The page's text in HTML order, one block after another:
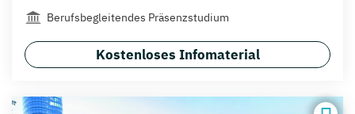
Berufsbegleitendes Präsenzstudium
Kostenloses Infomaterial